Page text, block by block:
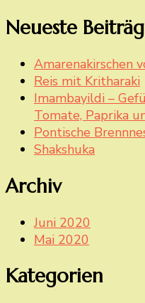
Neueste
Amarenakirschen
Reis mit Kritharaki
Imambayildi –
Tomate, Paprika
Pontische
Shakshuka
Archiv
Juni 2020
Mai 2020
Kategorien